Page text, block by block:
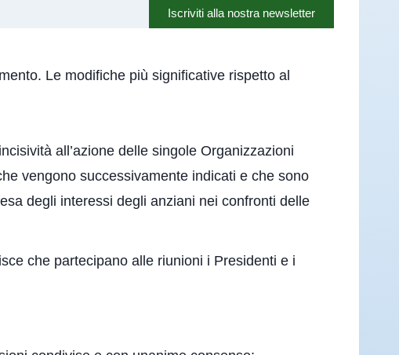
Iscriviti alla nostra newsletter
Le modifiche più significative rispetto al
all’azione delle singole Organizzazioni
vengono successivamente indicati e che sono
degli interessi degli anziani nei confronti delle
che partecipano alle riunioni i Presidenti e i